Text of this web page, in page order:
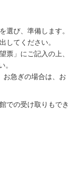
選び、準備します。
してください。
票」にご記入の上、
お急ぎの場合は、お
での受け取りもでき